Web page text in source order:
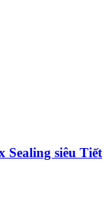
Sealing siêu Tiết